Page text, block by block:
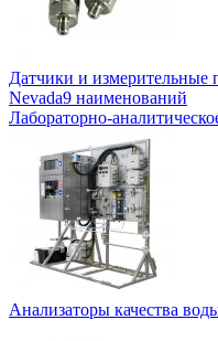
Датчики и измерительные
Nevada9 наименований
Лабораторно-
Анализаторы качества